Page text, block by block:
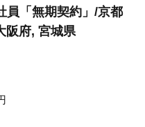
員「無期契約」/京都
阪府, 宮城県